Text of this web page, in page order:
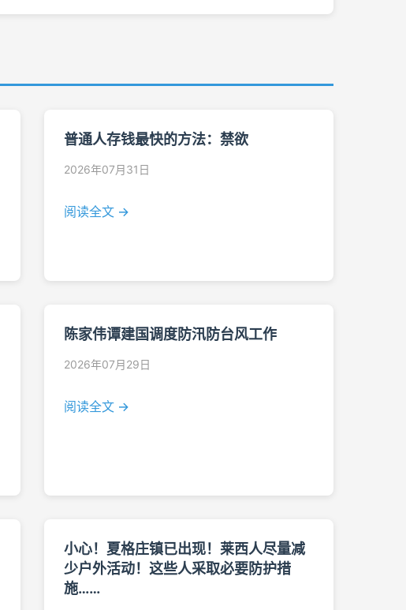
普通人存钱最快的方法：禁欲
2026年07月31日
阅读全文 →
陈家伟谭建国调度防汛防台风工作
2026年07月29日
阅读全文 →
小心！夏格庄镇已出现！莱西人尽量减
少户外活动！这些人采取必要防护措
施……